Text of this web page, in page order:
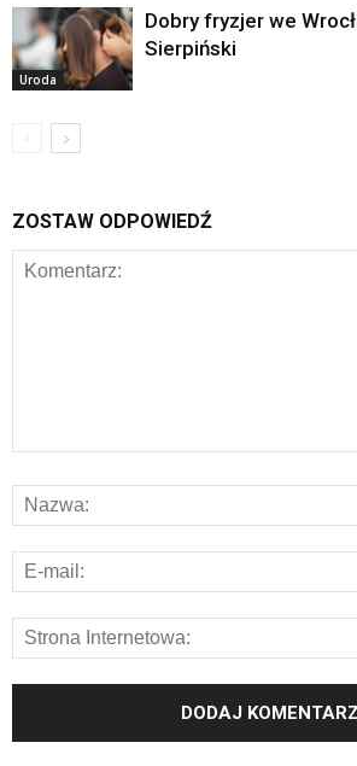
Uroda
Dobry fryzjer we
Sierpiński
ZOSTAW ODPOWIEDŹ